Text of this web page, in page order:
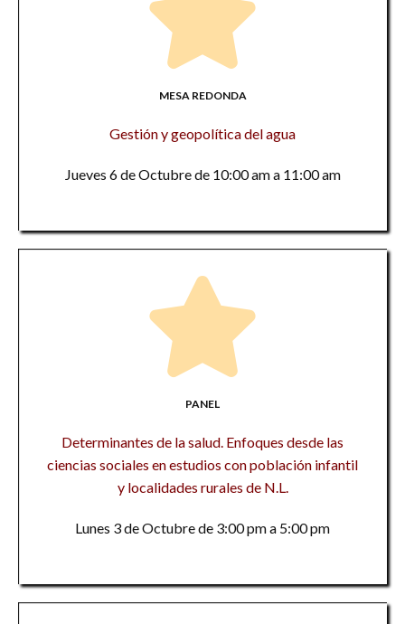
MESA REDONDA
Gestión y geopolítica del agua
Jueves 6 de Octubre de 10:00 am a 11:00 am
PANEL
Determinantes de la salud. Enfoques desde las
ciencias sociales en estudios con población infantil
y localidades rurales de N.L.
Lunes 3 de Octubre de 3:00 pm a 5:00 pm